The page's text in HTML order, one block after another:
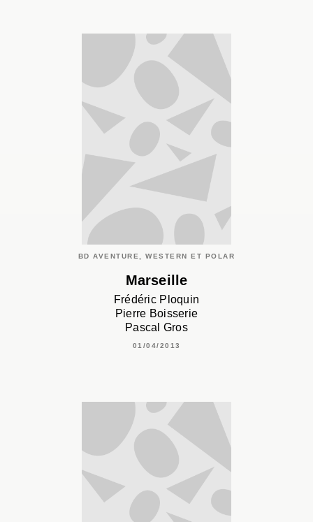
BD AVENTURE, WESTERN ET POLAR
Marseille
Frédéric Ploquin
Pierre Boisserie
Pascal Gros
01/04/2013